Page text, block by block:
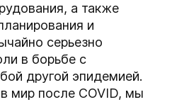
а также
и
серьезно
в борьбе с
другой эпидемией.
мир после COVID, мы